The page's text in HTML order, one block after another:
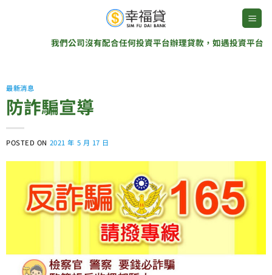
我們公司沒有配合任何投資平台辦理貸款，如遇投資平台說我們
最新消息
防詐騙宣導
POSTED ON 2021 年 5 月 17 日